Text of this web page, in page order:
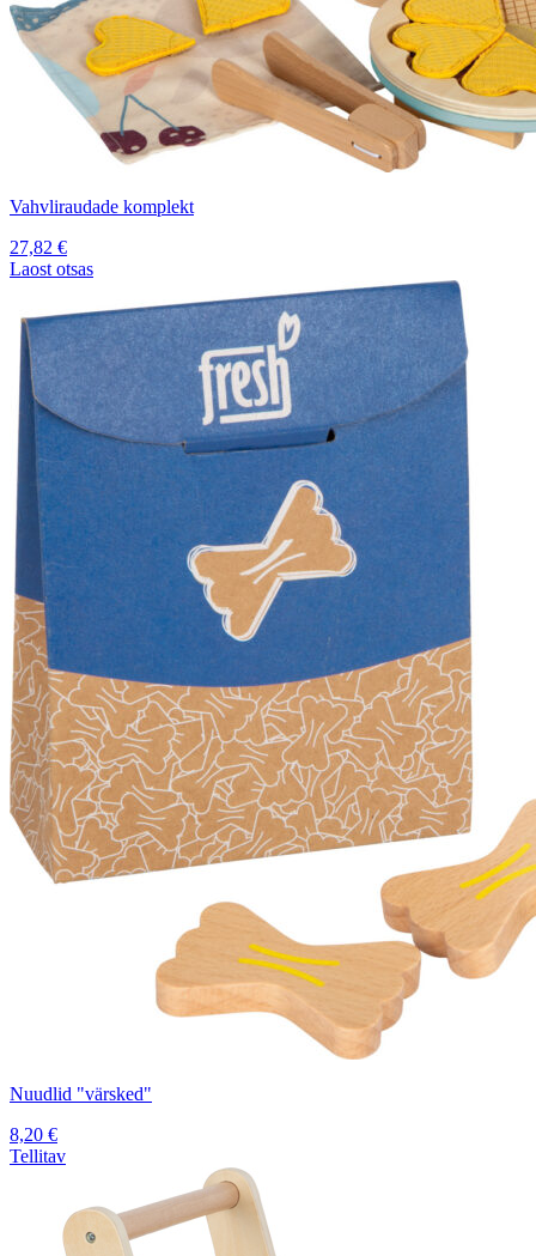
Vahvliraudade komplekt
27,82 €
Laost otsas
Nuudlid "värsked"
8,20 €
Tellitav